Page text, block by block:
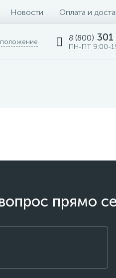
Новости Оплата и
8 (800) 301
ПН-ПТ 9:00-
прямо